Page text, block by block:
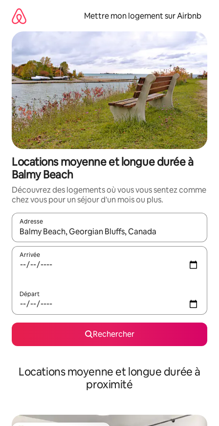
directement
contenu
Mettre mon logement sur Airbnb
Locations moyenne et longue durée à
Balmy Beach
Découvrez des logements où vous vous sentez comme
chez vous pour un séjour d'un mois ou plus.
Adresse
Lorsque les résultats s'affichent, utilisez les flèches vers le
Arrivée
Départ
Rechercher
Locations moyenne et longue durée à
proximité